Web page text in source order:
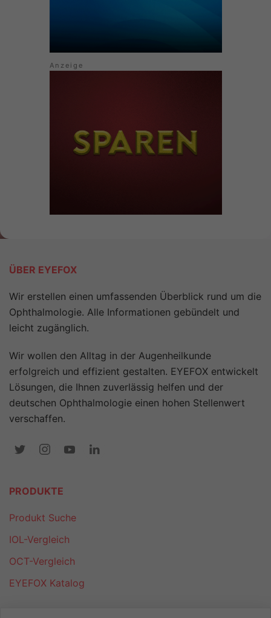
ÜBER EYEFOX
Wir erstellen einen umfassenden Überblick rund um die
Ophthalmologie. Alle Informationen gebündelt und
leicht zugänglich.
Wir wollen den Alltag in der Augenheilkunde
erfolgreich und effizient gestalten. EYEFOX entwickelt
Lösungen, die Ihnen zuverlässig helfen und der
deutschen Ophthalmologie einen hohen Stellenwert
verschaffen.
PRODUKTE
Produkt Suche
IOL-Vergleich
OCT-Vergleich
EYEFOX Katalog